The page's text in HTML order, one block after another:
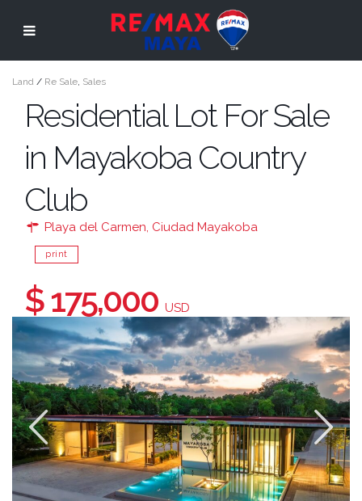
Land / Re Sale, Sales
Residential Lot For Sale
in Mayakoba Country
Club
Playa del Carmen, Ciudad Mayakoba
print
$ 175,000 USD